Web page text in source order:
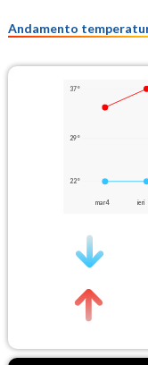
Andamento
37°
29°
22°
mar 4 ieri